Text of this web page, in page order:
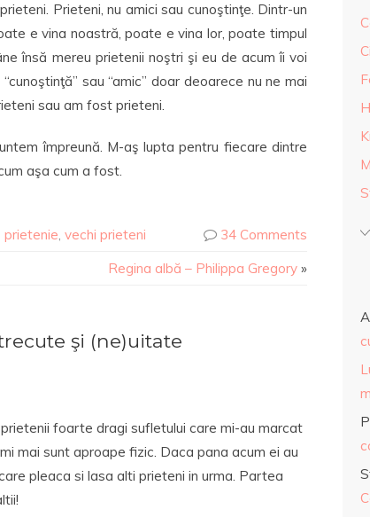
Prieteni, nu amici sau cunoştinţe. Dintr-un
e vina noastră, poate e vina lor, poate timpul
însă mereu prietenii noştri şi eu de acum îi voi
sau “amic” doar deoarece nu ne mai
sau am fost prieteni.
împreună. M-aş lupta pentru fiecare dintre
aşa cum a fost.
prietenie, vechi prieteni
34 Comments
Regina albă – Philippa Gregory »
şi (ne)uitate
foarte dragi sufletului care mi-au marcat
mai sunt aproape fizic. Daca pana acum ei au
pleaca si lasa alti prieteni in urma. Partea